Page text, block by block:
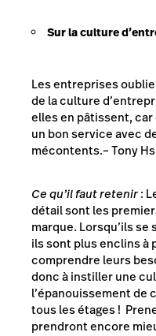
Sur la culture
Les entreprises
de la culture
elles en pâtissent,
un bon service avec
mécontents.– Tony
Ce qu’il faut retenir:
détail sont les
marque. Lorsqu’ils
ils sont plus enclins à
comprendre leurs
donc à instiller une
l’épanouissement de
tous les étages !
prendront encore